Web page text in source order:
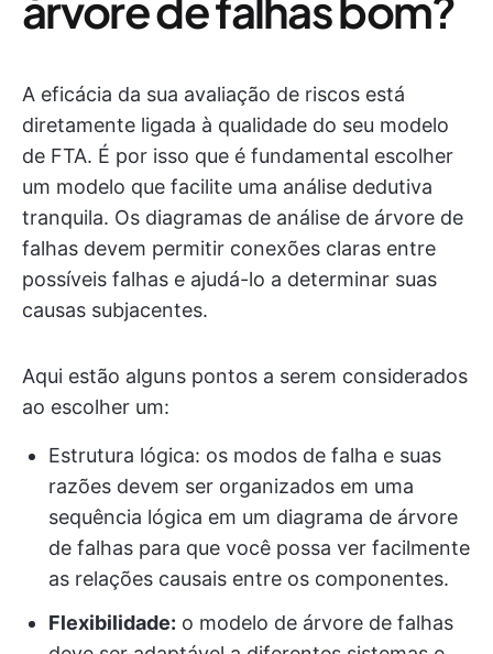
A eficácia da sua avaliação de riscos está
diretamente ligada à qualidade do seu modelo
de FTA. É por isso que é fundamental escolher
um modelo que facilite uma análise dedutiva
tranquila. Os diagramas de análise de árvore de
falhas devem permitir conexões claras entre
possíveis falhas e ajudá-lo a determinar suas
causas subjacentes.
Aqui estão alguns pontos a serem considerados
ao escolher um:
Estrutura lógica: os modos de falha e suas
razões devem ser organizados em uma
sequência lógica em um diagrama de árvore
de falhas para que você possa ver facilmente
as relações causais entre os componentes.
Flexibilidade: o modelo de árvore de falhas